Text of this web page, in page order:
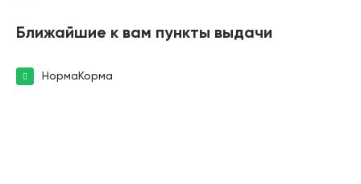
Ближайшие к вам пункты выдачи
НормаКорма